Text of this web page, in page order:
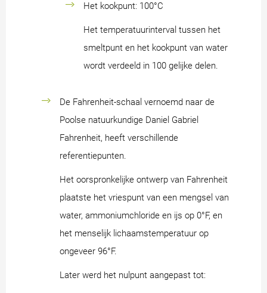
Het kookpunt: 100°C
Het temperatuurinterval tussen het
smeltpunt en het kookpunt van water
wordt verdeeld in 100 gelijke delen.
De Fahrenheit-schaal vernoemd naar de
Poolse natuurkundige Daniel Gabriel
Fahrenheit, heeft verschillende
referentiepunten.
Het oorspronkelijke ontwerp van Fahrenheit
plaatste het vriespunt van een mengsel van
water, ammoniumchloride en ijs op 0°F, en
het menselijk lichaamstemperatuur op
ongeveer 96°F.
Later werd het nulpunt aangepast tot: